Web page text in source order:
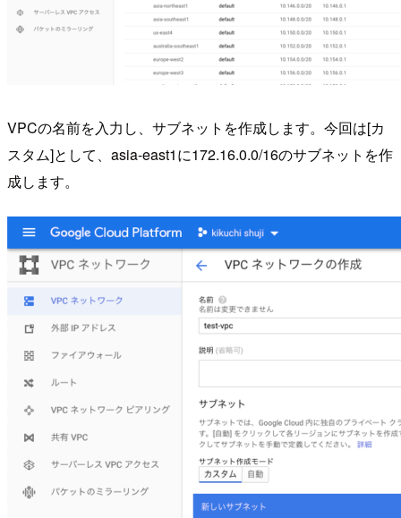
VPCの名前を入力し、サブネットを作成します。今回は[カ
スタム]として、asia-east1に172.16.0.0/16のサブネットを作
成します。